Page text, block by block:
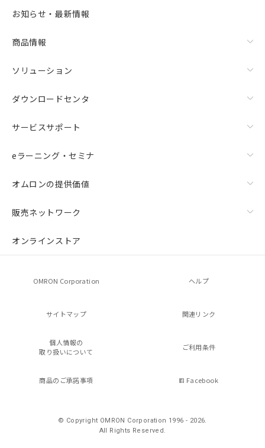
お知らせ・最新情報
商品情報
ソリューション
ダウンロードセンタ
サービスサポート
eラーニング・セミナ
オムロンの提供価値
販売ネットワーク
オンラインストア
OMRON Corporation ヘルプ
サイトマップ 関連リンク
個人情報の
取り扱いについて
ご利用条件
商品のご承諾事項 Facebook
© Copyright OMRON Corporation 1996 - 2026.
All Rights Reserved.